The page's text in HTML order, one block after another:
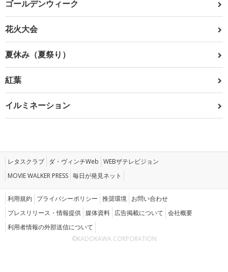
ゴールデンウィーク
花火大会
夏休み（夏祭り）
紅葉
イルミネーション
レタスクラブ ダ・ヴィンチWeb WEBザテレビジョン
MOVIE WALKER PRESS 毎日が発見ネット
利用規約 プライバシーポリシー 推奨環境 お問い合わせ
プレスリリース・情報提供 媒体資料 広告掲載について 会社概要
利用者情報の外部送信について
©KADOKAWA CORPORATION